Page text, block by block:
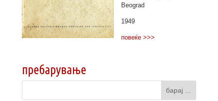
Beograd
1949
повеќе >>>
пребарување